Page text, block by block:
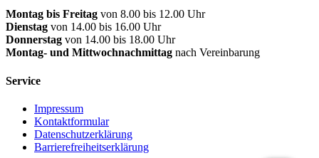
Montag bis Freitag von 8.00 bis 12.00 Uhr
Dienstag von 14.00 bis 16.00 Uhr
Donnerstag von 14.00 bis 18.00 Uhr
Montag- und Mittwochnachmittag nach Vereinbarung
Service
Impressum
Kontaktformular
Datenschutzerklärung
Barrierefreiheitserklärung